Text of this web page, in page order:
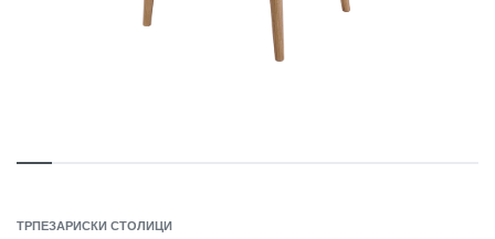
ТРПЕЗАРИСКИ СТОЛИЦИ